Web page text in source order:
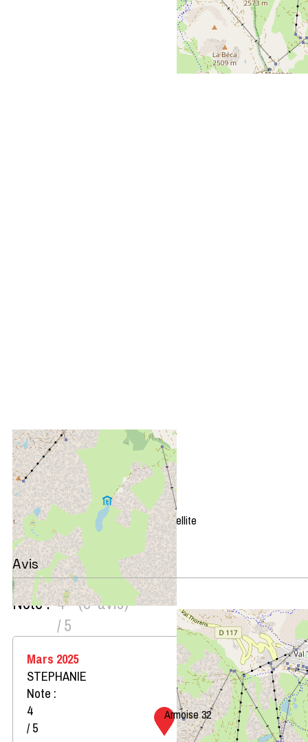
Armoise 32
+−
OpenStreetMap
Streets
Satellite
Leaflet|©OpenStreetMap
Avis
Note : 4
/ 5
(3 avis)
Mars 2025
STEPHANIE
Note :
4
/ 5